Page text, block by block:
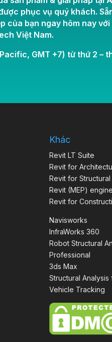
phục vụ quý khách.
của bạn ngay hôm nay
Việt Nam.
GMT +7) từ thứ 2 –
Khác
Revit LT Suite
Revit for
Revit for
Revit (MEP)
Revit for
Navisworks
InfraWorks 360
Robot Structural
Professional
3ds Max
Structural Analysis
Vehicle Tracking